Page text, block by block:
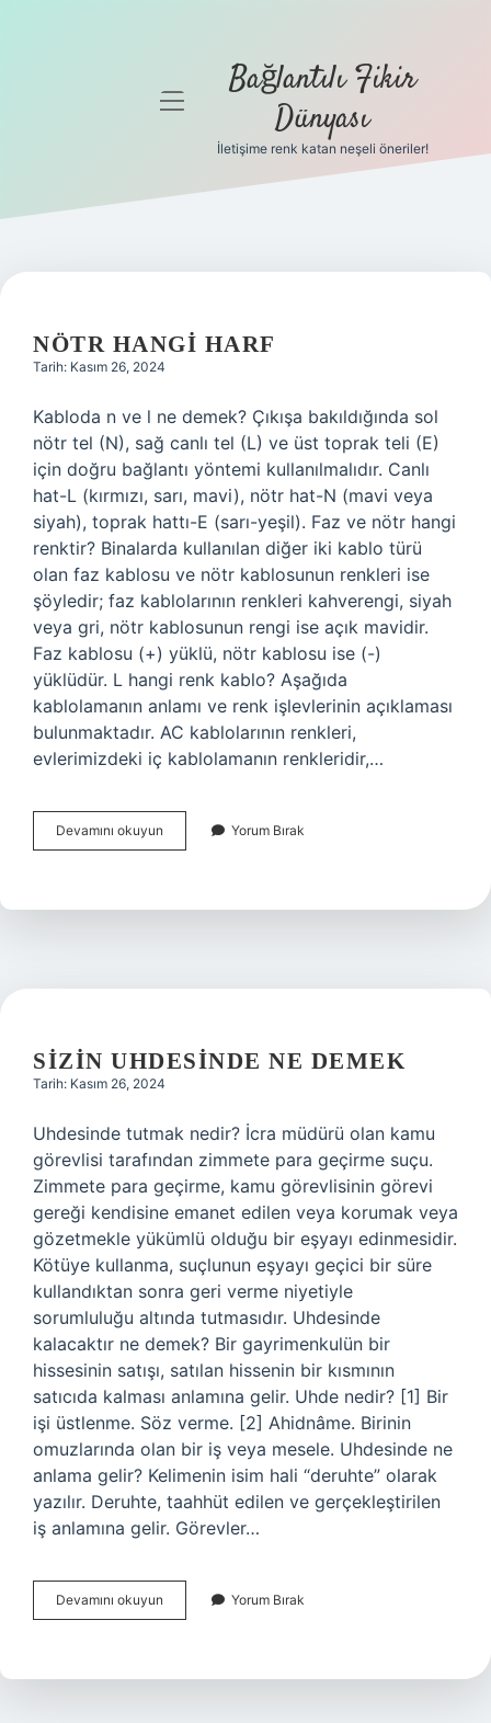
Gizlilik
Hakkımızda
menüyü
Bağlantılı Fikir
Dünyası
İletişime renk katan neşeli öneriler!
BAĞLANTILI
FIKIR
DÜNYASI
YAZILAR
NÖTR HANGI HARF
Tarih: Kasım 26, 2024
Kabloda n ve l ne demek? Çıkışa bakıldığında sol
nötr tel (N), sağ canlı tel (L) ve üst toprak teli (E)
için doğru bağlantı yöntemi kullanılmalıdır. Canlı
hat-L (kırmızı, sarı, mavi), nötr hat-N (mavi veya
siyah), toprak hattı-E (sarı-yeşil). Faz ve nötr hangi
renktir? Binalarda kullanılan diğer iki kablo türü
olan faz kablosu ve nötr kablosunun renkleri ise
şöyledir; faz kablolarının renkleri kahverengi, siyah
veya gri, nötr kablosunun rengi ise açık mavidir.
Faz kablosu (+) yüklü, nötr kablosu ise (-)
yüklüdür. L hangi renk kablo? Aşağıda
kablolamanın anlamı ve renk işlevlerinin açıklaması
bulunmaktadır. AC kablolarının renkleri,
evlerimizdeki iç kablolamanın renkleridir,…
Devamını okuyun
Hangi
Yorum Bırak
SIZIN UHDESINDE NE DEMEK
Tarih: Kasım 26, 2024
Uhdesinde tutmak nedir? İcra müdürü olan kamu
görevlisi tarafından zimmete para geçirme suçu.
Zimmete para geçirme, kamu görevlisinin görevi
gereği kendisine emanet edilen veya korumak veya
gözetmekle yükümlü olduğu bir eşyayı edinmesidir.
Kötüye kullanma, suçlunun eşyayı geçici bir süre
kullandıktan sonra geri verme niyetiyle
sorumluluğu altında tutmasıdır. Uhdesinde
kalacaktır ne demek? Bir gayrimenkulün bir
hissesinin satışı, satılan hissenin bir kısmının
satıcıda kalması anlamına gelir. Uhde nedir? [1] Bir
işi üstlenme. Söz verme. [2] Ahidnâme. Birinin
omuzlarında olan bir iş veya mesele. Uhdesinde ne
anlama gelir? Kelimenin isim hali “deruhte” olarak
yazılır. Deruhte, taahhüt edilen ve gerçekleştirilen
iş anlamına gelir. Görevler…
Devamını okuyun
Uhdesinde
Yorum Bırak